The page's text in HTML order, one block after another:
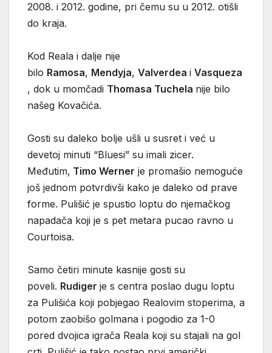
2008. i 2012. godine, pri čemu su u 2012. otišli
do kraja.
Kod Reala i dalje nije
bilo Ramosa, Mendyja, Valverdea i Vasqueza
, dok u momčadi Thomasa Tuchela nije bilo
našeg Kovačića.
Gosti su daleko bolje ušli u susret i već u
devetoj minuti “Bluesi” su imali zicer.
Međutim, Timo Werner je promašio nemoguće
još jednom potvrdivši kako je daleko od prave
forme. Pulišić je spustio loptu do njemačkog
napadača koji je s pet metara pucao ravno u
Courtoisa.
Samo četiri minute kasnije gosti su
poveli. Rudiger je s centra poslao dugu loptu
za Pulišića koji pobjegao Realovim stoperima, a
potom zaobišo golmana i pogodio za 1-0
pored dvojica igrača Reala koji su stajali na gol